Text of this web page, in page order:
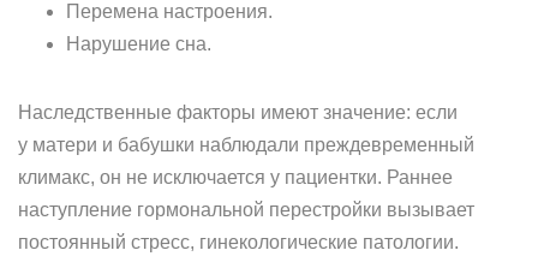
Перемена настроения.
Нарушение сна.
Наследственные факторы имеют значение: если
у матери и бабушки наблюдали преждевременный
климакс, он не исключается у пациентки. Раннее
наступление гормональной перестройки вызывает
постоянный стресс, гинекологические патологии.